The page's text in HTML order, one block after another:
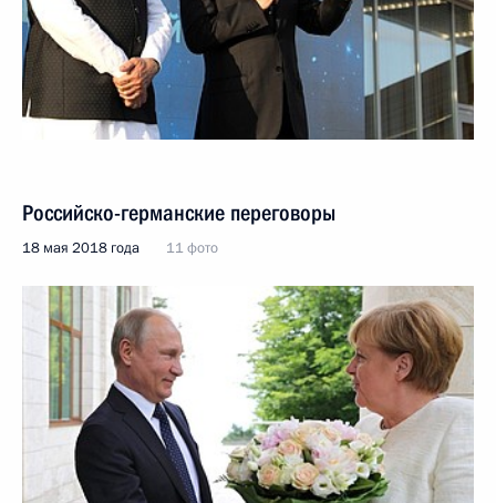
Российско-германские переговоры
18 мая 2018 года 11 фото